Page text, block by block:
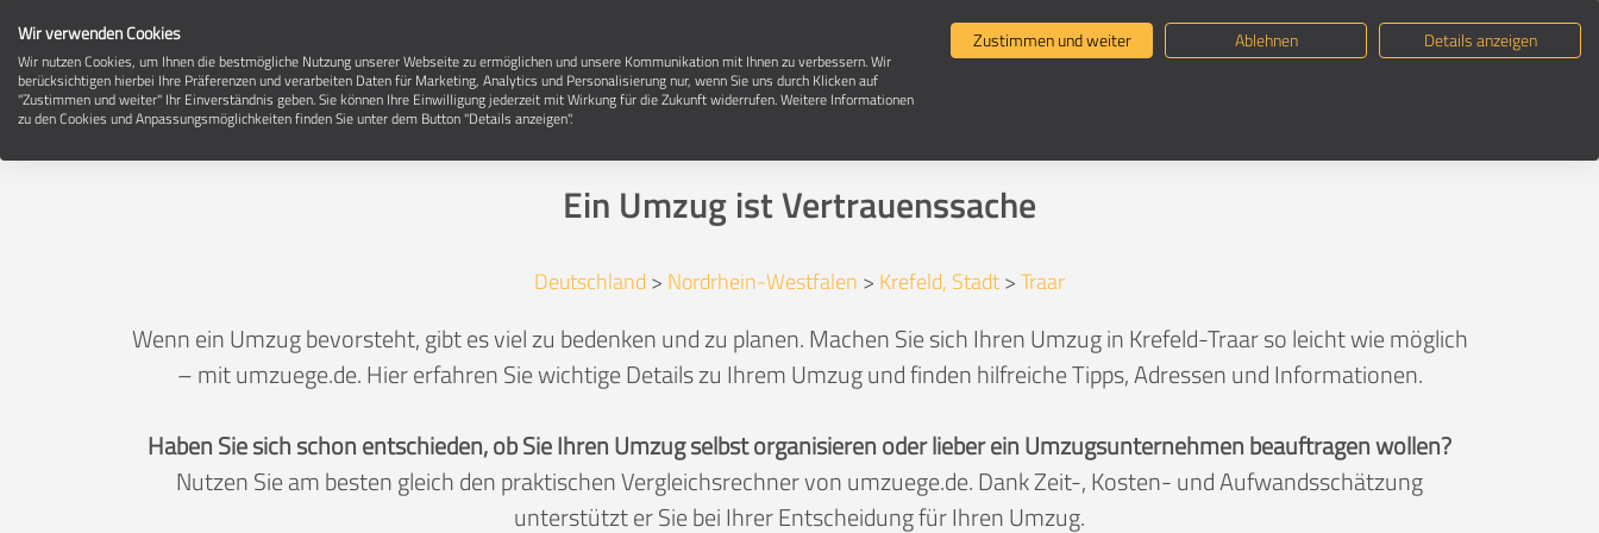
Umzugsunternehmen suchen Umzugsratgeber
Umzug in 47802 Krefeld-Traar
Ein Umzug ist Vertrauenssache
Deutschland > Nordrhein-Westfalen > Krefeld, Stadt>Traar
Wenn ein Umzug bevorsteht, gibt es viel zu bedenken und zu planen. Machen Sie sich Ihren Umzug in Krefeld-Traar so leicht wie möglich
– mit umzuege.de. Hier erfahren Sie wichtige Details zu Ihrem Umzug und finden hilfreiche Tipps, Adressen und Informationen.
Haben Sie sich schon entschieden, ob Sie Ihren Umzug selbst organisieren oder lieber ein Umzugsunternehmen beauftragen wollen?
Nutzen Sie am besten gleich den praktischen Vergleichsrechner von umzuege.de. Dank Zeit-, Kosten- und Aufwandsschätzung
unterstützt er Sie bei Ihrer Entscheidung für Ihren Umzug.
Wir verwenden Cookies
Wir nutzen Cookies, um Ihnen die bestmögliche Nutzung unserer Webseite zu ermöglichen und unsere Kommunikation mit Ihnen zu verbessern. Wir
berücksichtigen hierbei Ihre Präferenzen und verarbeiten Daten für Marketing, Analytics und Personalisierung nur, wenn Sie uns durch Klicken auf
"Zustimmen und weiter" Ihr Einverständnis geben. Sie können Ihre Einwilligung jederzeit mit Wirkung für die Zukunft widerrufen. Weitere Informationen
zu den Cookies und Anpassungsmöglichkeiten finden Sie unter dem Button "Details anzeigen".
Zustimmen und weiter Ablehnen Details anzeigen